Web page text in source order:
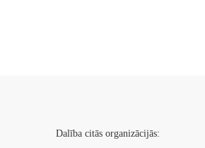
Dalība citās organizācijās: